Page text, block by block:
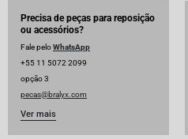
Precisa de peças para reposição
ou acessórios?
Fale peloWhatsApp
+55 11 5072 2099
opção 3
pecas@bralyx.com
Ver mais